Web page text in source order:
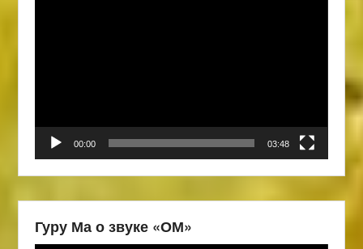
00:00 03:48
Гуру Ма о звуке «ОМ»